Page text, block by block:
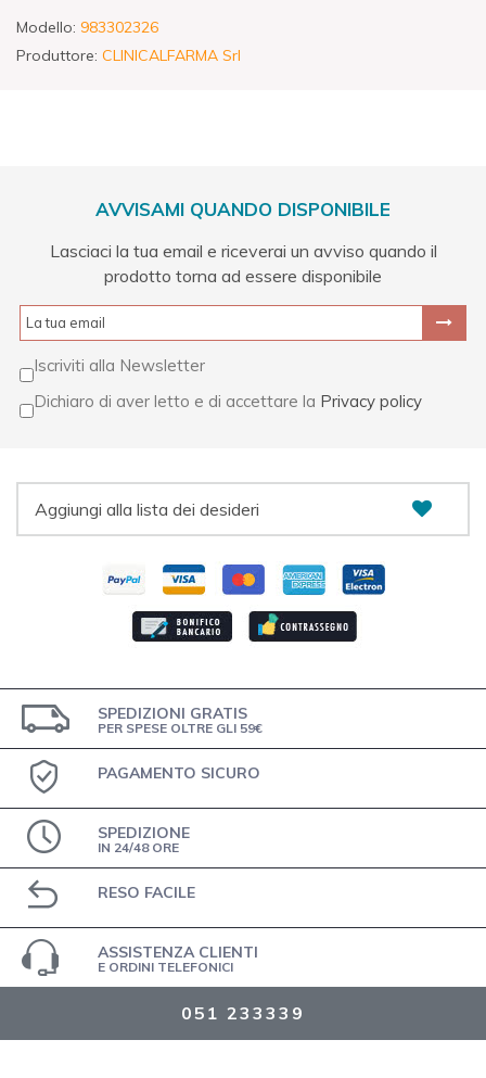
Modello: 983302326
Produttore: CLINICALFARMA Srl
AVVISAMI QUANDO DISPONIBILE
Lasciaci la tua email e riceverai un avviso quando il
prodotto torna ad essere disponibile
Iscriviti alla Newsletter
Dichiaro di aver letto e di accettare la Privacy policy
Aggiungi alla lista dei desideri
SPEDIZIONI GRATIS
PER SPESE OLTRE GLI 59€
PAGAMENTO SICURO
SPEDIZIONE
IN 24/48 ORE
RESO FACILE
ASSISTENZA CLIENTI
E ORDINI TELEFONICI
051 233339